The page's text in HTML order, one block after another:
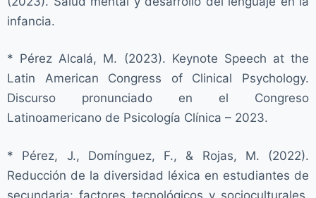
infancia.
* Pérez Alcalá, M. (2023). Keynote Speech at the
Latin American Congress of Clinical Psychology.
Discurso pronunciado en el Congreso
Latinoamericano de Psicología Clínica – 2023.
* Pérez, J., Domínguez, F., & Rojas, M. (2022).
Reducción de la diversidad léxica en estudiantes de
secundaria: factores tecnológicos y socioculturales.